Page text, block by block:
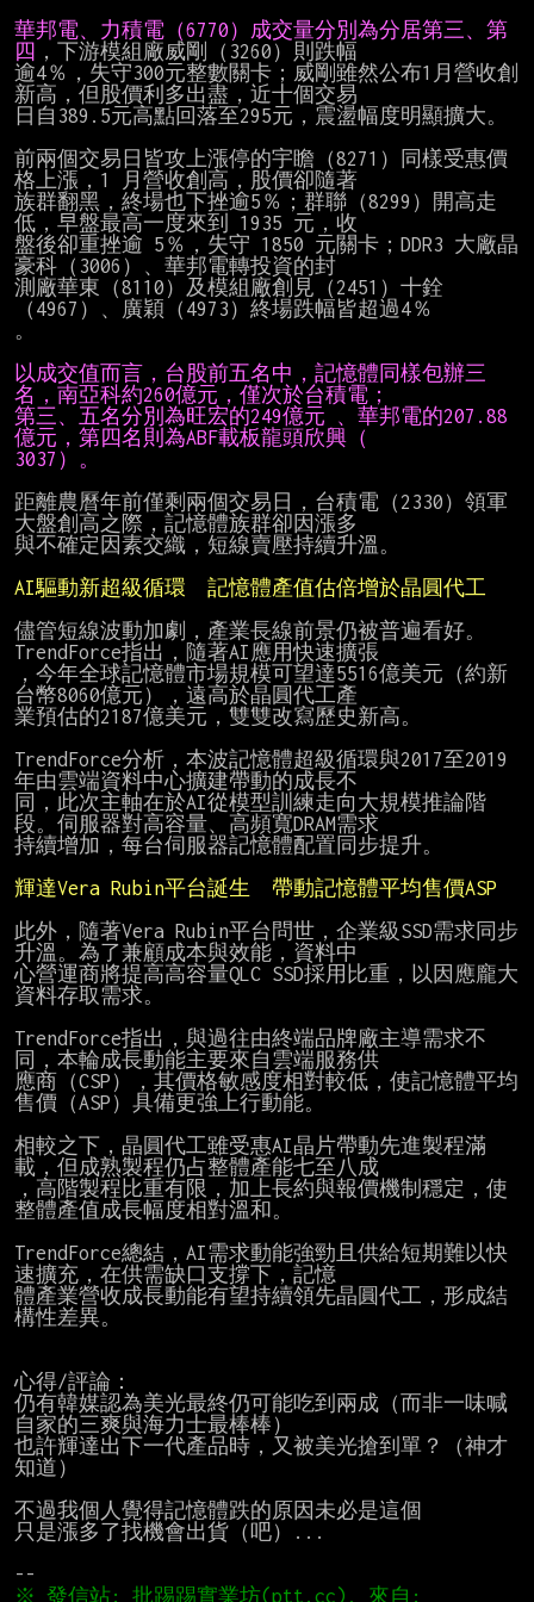
華邦電、力積電（6770）成交量分別為分居第三、第
四
，下游模組廠威剛（3260）則跌幅
逾4％，失守300元整數關卡；威剛雖然公布1月營收創
新高，但股價利多出盡，近十個交易
日自389.5元高點回落至295元，震盪幅度明顯擴大。
前兩個交易日皆攻上漲停的宇瞻（8271）同樣受惠價
格上漲，1 月營收創高，股價卻隨著
族群翻黑，終場也下挫逾5％；群聯（8299）開高走
低，早盤最高一度來到 1935 元，收
盤後卻重挫逾 5％，失守 1850 元關卡；DDR3 大廠晶
豪科（3006）、華邦電轉投資的封
測廠華東（8110）及模組廠創見（2451）十銓
（4967）、廣穎（4973）終場跌幅皆超過4％
。
以成交值而言，台股前五名中，記憶體同樣包辦三
名，南亞科約260億元，僅次於台積電；
第三、五名分別為旺宏的249億元 、華邦電的207.88
億元，第四名則為ABF載板龍頭欣興（
3037）。
距離農曆年前僅剩兩個交易日，台積電（2330）領軍
大盤創高之際，記憶體族群卻因漲多
與不確定因素交織，短線賣壓持續升溫。
AI驅動新超級循環　記憶體產值估倍增於晶圓代工
儘管短線波動加劇，產業長線前景仍被普遍看好。
TrendForce指出，隨著AI應用快速擴張
，今年全球記憶體市場規模可望達5516億美元（約新
台幣8060億元），遠高於晶圓代工產
業預估的2187億美元，雙雙改寫歷史新高。
TrendForce分析，本波記憶體超級循環與2017至2019
年由雲端資料中心擴建帶動的成長不
同，此次主軸在於AI從模型訓練走向大規模推論階
段。伺服器對高容量、高頻寬DRAM需求
持續增加，每台伺服器記憶體配置同步提升。
輝達Vera Rubin平台誕生　帶動記憶體平均售價ASP
此外，隨著Vera Rubin平台問世，企業級SSD需求同步
升溫。為了兼顧成本與效能，資料中
心營運商將提高高容量QLC SSD採用比重，以因應龐大
資料存取需求。
TrendForce指出，與過往由終端品牌廠主導需求不
同，本輪成長動能主要來自雲端服務供
應商（CSP），其價格敏感度相對較低，使記憶體平均
售價（ASP）具備更強上行動能。
相較之下，晶圓代工雖受惠AI晶片帶動先進製程滿
載，但成熟製程仍占整體產能七至八成
，高階製程比重有限，加上長約與報價機制穩定，使
整體產值成長幅度相對溫和。
TrendForce總結，AI需求動能強勁且供給短期難以快
速擴充，在供需缺口支撐下，記憶
體產業營收成長動能有望持續領先晶圓代工，形成結
構性差異。
心得/評論：
仍有韓媒認為美光最終仍可能吃到兩成（而非一味喊
自家的三爽與海力士最棒棒）
也許輝達出下一代產品時，又被美光搶到單？（神才
知道）
不過我個人覺得記憶體跌的原因未必是這個
只是漲多了找機會出貨（吧）...
※ 發信站: 批踢踢實業坊(ptt.cc), 來自: